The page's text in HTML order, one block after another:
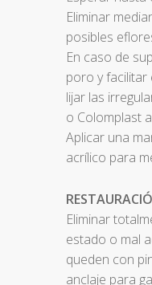
Eliminar
posibles
En caso de
poro y facilitar
lijar las
o Colomplast
Aplicar una
acrílico para
Eliminar
estado o mal
queden con
anclaje para